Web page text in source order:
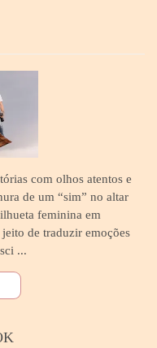
com olhos atentos e
de um “sim” no altar
feminina em
de traduzir emoções
...